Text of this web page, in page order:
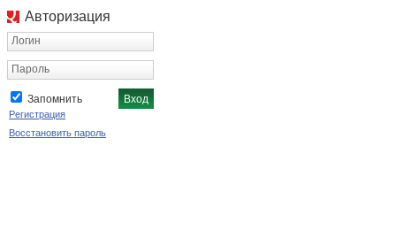
Авторизация
Логин
Пароль
Запомнить
Регистрация
Восстановить пароль